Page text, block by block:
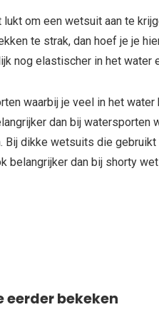
lukt om een wetsuit aan te
te strak, dan hoef je je
nog elastischer in het water
waarbij je veel in het
dan bij watersporten
Bij dikke wetsuits die
belangrijker dan bij shorty
eerder bekeken